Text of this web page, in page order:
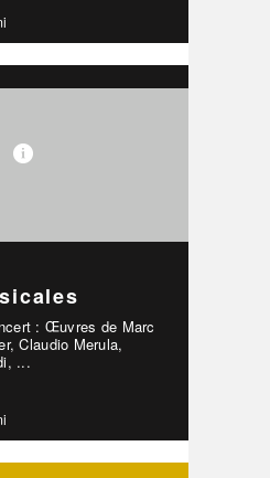
: Œuvres de Marc
Claudio Merula,
...